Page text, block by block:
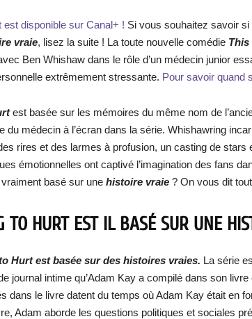
disponible sur Canal+ ! Si vous souhaitez savoir si
vraie, lisez la suite ! La toute nouvelle comédie
Ben Whishaw dans le rôle d’un médecin junior
extrêmement stressante. Pour savoir quand
est basée sur les mémoires du même nom de
du médecin à l’écran dans la série. Whishawring
rires et des larmes à profusion, un casting de stars
émotionnelles ont captivé l’imagination des fans
basé sur une histoire vraie ? On vous dit
TO HURT EST IL BASÉ SUR UNE
Hurt est basée sur des histoires vraies. La série
journal intime qu’Adam Kay a compilé dans son
dans le livre datent du temps où Adam Kay était en
Adam aborde les questions politiques et sociales